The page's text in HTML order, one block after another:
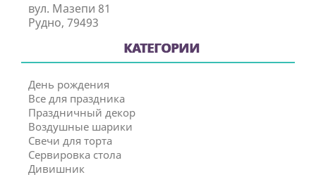
вул. Мазепи 81
Рудно, 79493
КАТЕГОРИИ
День рождения
Все для праздника
Праздничный декор
Воздушные шарики
Свечи для торта
Сервировка стола
Дивишник